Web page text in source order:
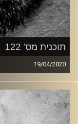
תוכנית מס' 122
19/04/2020
זיפים, מוזיקה
כל מה שחי, אמיתי
עם שמוליק רגב.